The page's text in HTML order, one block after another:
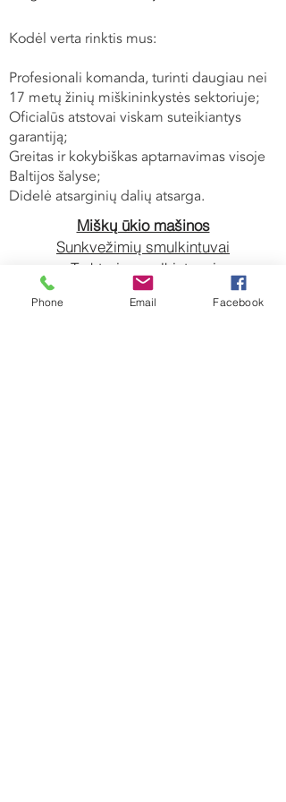
Kodėl verta rinktis mus:
Profesionali komanda, turinti daugiau nei
17 metų žinių miškininkystės sektoriuje;
Oficialūs atstovai viskam suteikiantys
garantiją;
Greitas ir kokybiškas aptarnavimas visoje
Baltijos šalyse;
Didelė atsarginių dalių atsarga.
Miškų ūkio mašinos
Sunkvežimių smulkintuvai
Traktorių smulkintuvai
Miškų ūkio kranai
Griebtuvai
Phone Email Facebook